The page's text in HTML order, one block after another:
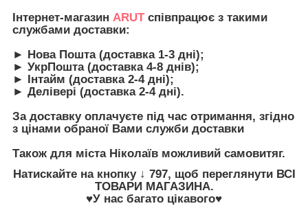
Інтернет-магазин ARUTспівпрацює з такими
службами доставки:
► Нова Пошта (доставка 1-3 дні);
► УкрПошта (доставка 4-8 днів);
► Інтайм (доставка 2-4 дні);
► Делівері (доставка 2-4 дні).
За доставку оплачуєте під час отримання, згідно
з цінами обраної Вами служби доставки
Також для міста Ніколаїв можливий самовитяг.
Натискайте на кнопку↓ 797, щоб переглянути ВСІ
ТОВАРИ МАГАЗИНА.
♥У нас багато цікавого♥